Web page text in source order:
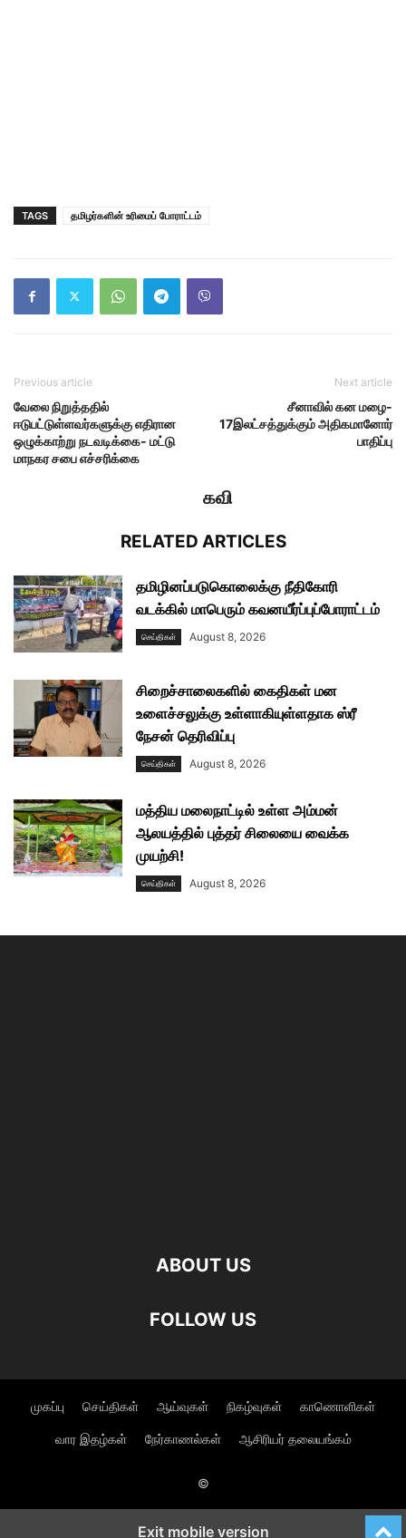
TAGS தமிழர்களின் உரிமைப் போராட்டம்
Previous article
வேலை நிறுத்ததில்
ஈடுபட்டுள்ளவர்களுக்கு எதிரான
ஒழுக்காற்று நடவடிக்கை- மட்டு
மாநகர சபை எச்சரிக்கை
Next article
சீனாவில் கன மழை-
17இலட்சத்துக்கும் அதிகமானோர்
பாதிப்பு
கவி
RELATED ARTICLES
தமிழினப்படுகொலைக்கு நீதிகோரி
வடக்கில் மாபெரும் கவனயீர்ப்புப்போராட்டம்
செய்திகள் August 8, 2026
சிறைச்சாலைகளில் கைதிகள் மன
உளைச்சலுக்கு உள்ளாகியுள்ளதாக ஸ்ரீ
நேசன் தெரிவிப்பு
செய்திகள் August 8, 2026
மத்திய மலைநாட்டில் உள்ள அம்மன்
ஆலயத்தில் புத்தர் சிலையை வைக்க
முயற்சி!
செய்திகள் August 8, 2026
ABOUT US
FOLLOW US
முகப்பு செய்திகள் ஆய்வுகள் நிகழ்வுகள் காணொளிகள்
வார இதழ்கள் நேர்காணல்கள் ஆசிரியர் தலையங்கம்
©
Exit mobile version